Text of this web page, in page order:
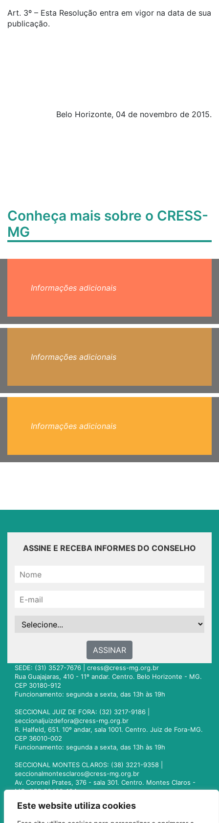
Este website utiliza cookies
Art. 3º – Esta Resolução entra em vigor na data de sua
publicação.
Belo Horizonte, 04 de novembro de 2015.
Conheça mais sobre o CRESS-
MG
Informações adicionais
Informações adicionais
Informações adicionais
ASSINE E RECEBA INFORMES DO CONSELHO
ASSINAR
SEDE: (31) 3527-7676 | cress@cress-mg.org.br
Rua Guajajaras, 410 - 11º andar. Centro. Belo Horizonte - MG.
CEP 30180-912
Funcionamento: segunda a sexta, das 13h às 19h
SECCIONAL JUIZ DE FORA: (32) 3217-9186 |
seccionaljuizdefora@cress-mg.org.br
R. Halfeld, 651. 10º andar, sala 1001. Centro. Juiz de Fora-MG.
CEP 36010-002
Funcionamento: segunda a sexta, das 13h às 19h
SECCIONAL MONTES CLAROS: (38) 3221-9358 |
seccionalmontesclaros@cress-mg.org.br
Av. Coronel Prates, 376 - sala 301. Centro. Montes Claros -
MG. CEP 39400-104